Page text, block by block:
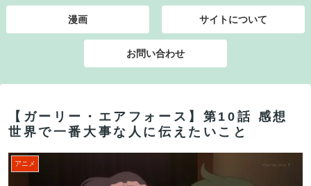
漫画 サイトについて
お問い合わせ
【ガーリー・エアフォース】第10話 感想
世界で一番大事な人に伝えたいこと
アニメ